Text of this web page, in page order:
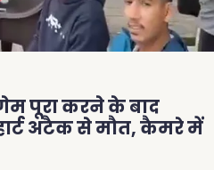
पूरा करने के बाद
अटैक से मौत, कैमरे में